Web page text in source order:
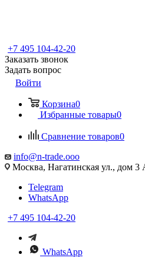
+7 495 104-42-20
Заказать звонок
Задать вопрос
Войти
Корзина0
Избранные товары0
Сравнение товаров0
info@n-trade.ooo
Москва, Нагатинская ул., дом 3
Telegram
WhatsApp
+7 495 104-42-20
WhatsApp